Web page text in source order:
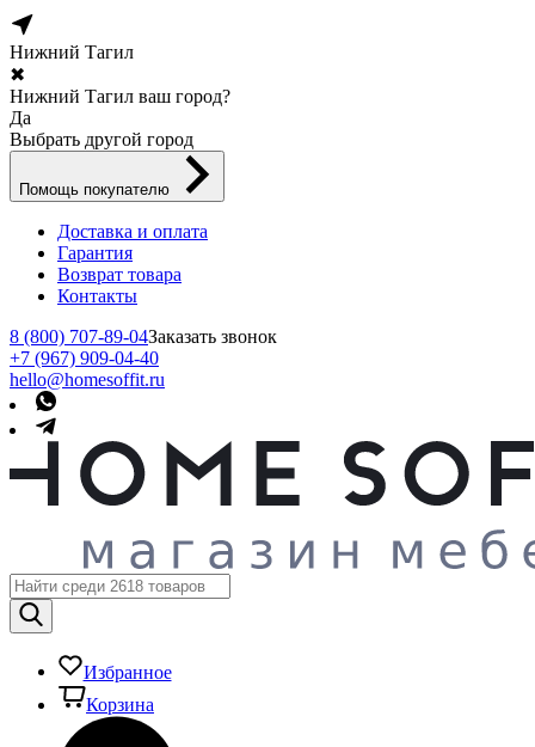
Нижний Тагил
✖
Нижний Тагил ваш город?
Да
Выбрать другой город
Помощь покупателю
Доставка и оплата
Гарантия
Возврат товара
Контакты
8 (800) 707-89-04Заказать звонок
+7 (967) 909-04-40
hello@homesoffit.ru
Избранное
Корзина